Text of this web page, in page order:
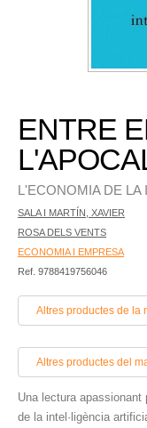
ENTRE
L'ECONOMIA DE LA
SALA I MARTÍN, XAVIER
ROSA DELS VENTS
ECONOMIA I EMPRESA
Ref. 9788419756046
Altres productes de la
Altres productes del
Una lectura
de la intel·ligència